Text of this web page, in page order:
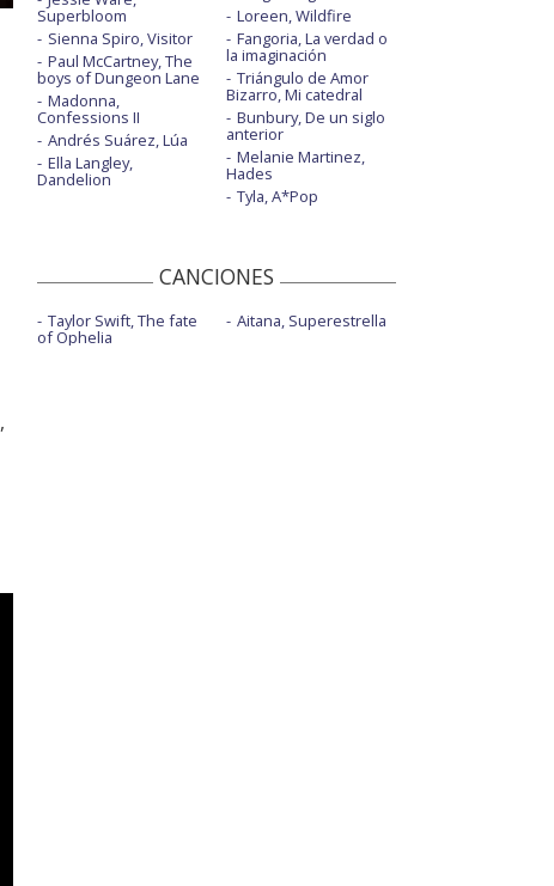
,
Superbloom
Sienna Spiro, Visitor
Paul McCartney, The
boys of Dungeon Lane
Madonna,
Confessions II
Andrés Suárez, Lúa
Ella Langley,
Dandelion
Loreen, Wildfire
Fangoria, La verdad o
la imaginación
Triángulo de Amor
Bizarro, Mi catedral
Bunbury, De un siglo
anterior
Melanie Martinez,
Hades
Tyla, A*Pop
CANCIONES
Taylor Swift, The fate
of Ophelia
Aitana, Superestrella